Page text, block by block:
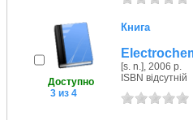
Доступно
3 из 4
Книга
[s. n.], 2006 р.
ISBN відсутній